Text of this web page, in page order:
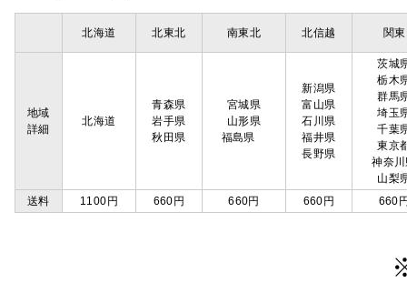
北海道 北東北 南東北 北信越 関東
地域
詳細
北海道
青森県
岩手県
秋田県
宮城県
山形県
福島県
新潟県
富山県
石川県
福井県
長野県
茨城
栃木
群馬
埼玉
千葉
東京
神奈
山梨
送料
1100円 660円 660円 660円 660